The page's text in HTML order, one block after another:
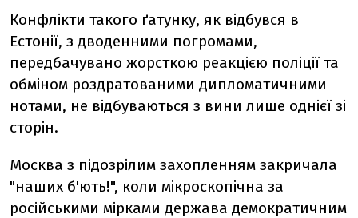
Конфлікти такого ґатунку, як відбувся в
Естонії, з дводенними погромами,
передбачувано жорсткою реакцією поліції та
обміном роздратованими дипломатичними
нотами, не відбуваються з вини лише однієї зі
сторін.
Москва з підозрілим захопленням закричала
"наших б'ють!", коли мікроскопічна за
російськими мірками держава демократичним